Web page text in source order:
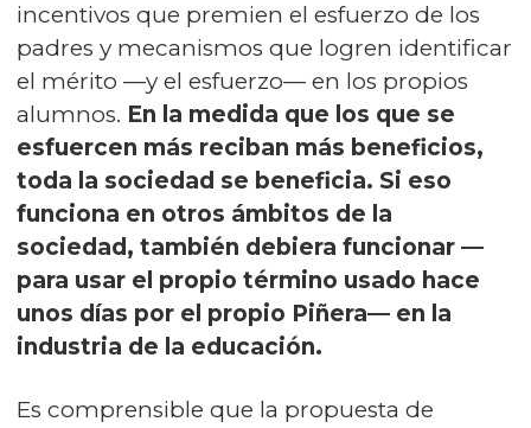
incentivos que premien el esfuerzo de los
padres y mecanismos que logren identificar
el mérito —y el esfuerzo— en los propios
alumnos. En la medida que los que se
esfuercen más reciban más beneficios,
toda la sociedad se beneficia. Si eso
funciona en otros ámbitos de la
sociedad, también debiera funcionar —
para usar el propio término usado hace
unos días por el propio Piñera— en la
industria de la educación.
Es comprensible que la propuesta de